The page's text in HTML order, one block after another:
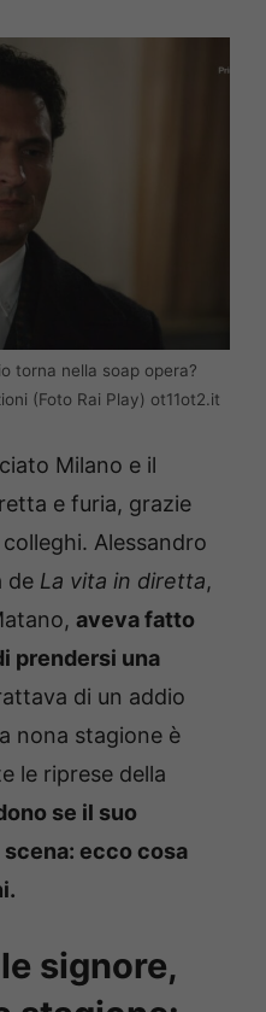
torna nella soap opera?
(Foto Rai Play) ot11ot2.it
Milano e il
e furia, grazie
colleghi. Alessandro
de La vita in diretta,
aveva fatto
prendersi una
di un addio
nona stagione è
le riprese della
se il suo
ecco cosa
signore,